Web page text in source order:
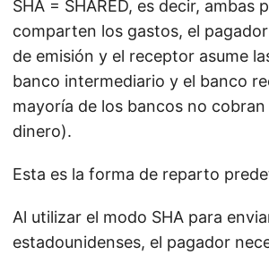
SHA = SHARED, es decir, ambas
comparten los gastos, el
de emisión y el receptor asume
banco intermediario y el banco
mayoría de los bancos no
dinero).
Esta es la forma de reparto
Al utilizar el modo SHA para
estadounidenses, el pagador